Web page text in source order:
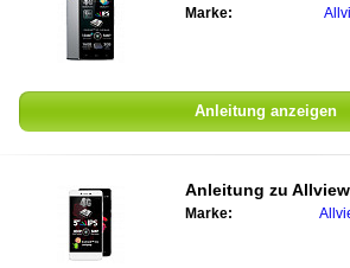
Marke:
Anleitung anzeigen
Anleitung zu
Marke: